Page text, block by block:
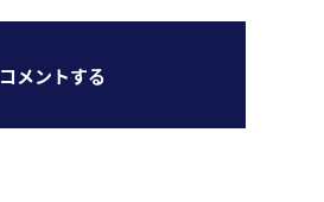
コメントする